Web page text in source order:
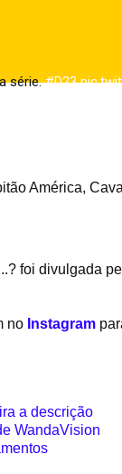
série.#D23
América,
foi divulgada
no Instagram
a descrição
WandaVision